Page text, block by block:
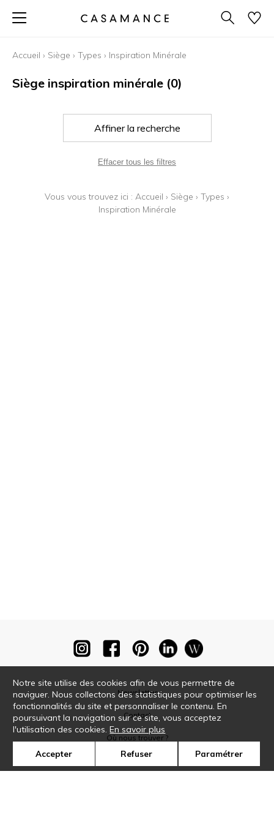
Accueil › Siège › Types › Inspiration Minérale
Siège inspiration minérale (0)
Affiner la recherche
Effacer tous les filtres
Vous vous trouvez ici : Accueil › Siège › Types ›
Inspiration Minérale
Newsletter
Contact
Où nous trouver ?
Notre site utilise des cookies afin de vous permettre de
naviguer. Nous collectons des statistiques pour optimiser les
fonctionnalités du site et personnaliser le contenu. En
poursuivant la navigation sur ce site, vous acceptez
l'utilisation des cookies.En savoir plus
Accepter Refuser Paramétrer